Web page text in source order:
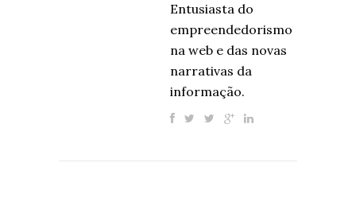
Entusiasta do
empreendedorismo
na web e das novas
narrativas da
informação.